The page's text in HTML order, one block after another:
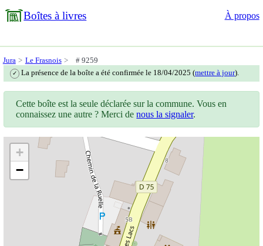
Boîtes à livres À propos
Jura Le Frasnois # 9259
✓ La présence de la boîte a été confirmée le 18/04/2025 (mettre à jour).
Cette boîte est la seule déclarée sur la commune. Vous en
connaissez une autre ? Merci denous la signaler.
+
−